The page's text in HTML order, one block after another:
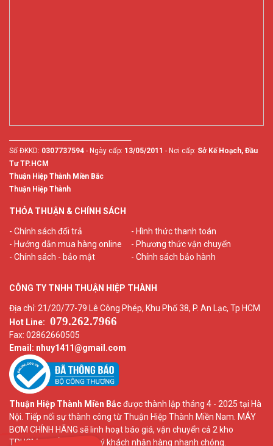
Số ĐKKD: 0307737594 - Ngày cấp: 13/05/2011 - Nơi cấp: Sở Kế Hoạch, Đầu
Tư TP.HCM
Thuận Hiệp Thành Miền Bắc
Thuận Hiệp Thành
THỎA THUẬN & CHÍNH SÁCH
- Chính sách đổi trả
- Hình thức thanh toán
- Hướng dẫn mua hàng online
- Phương thức vận chuyển
- Chính sách - bảo mật
- Chính sách bảo hành
CÔNG TY TNHH THUẬN HIỆP THÀNH
Địa chỉ: 21/20/77-79 Lê Công Phép, Khu Phố 38, P. An Lạc, Tp HCM
Hot Line: 079.262.7966
Fax: 02862660505
Email: nhuy1411@gmail.com
Thuận Hiệp Thành Miền Bắcđược thành lập tháng 4 - 2025 tại Hà
Nội. Tiếp nối sự thành công từ Thuận Hiệp Thành Miền Nam. MÁY
BƠM CHÍNH HÃNG sẽ linh hoạt báo giá, vận chuyển cả 2 kho
TPHCM và HÀ NỘI để quý khách nhận hàng nhanh chóng.